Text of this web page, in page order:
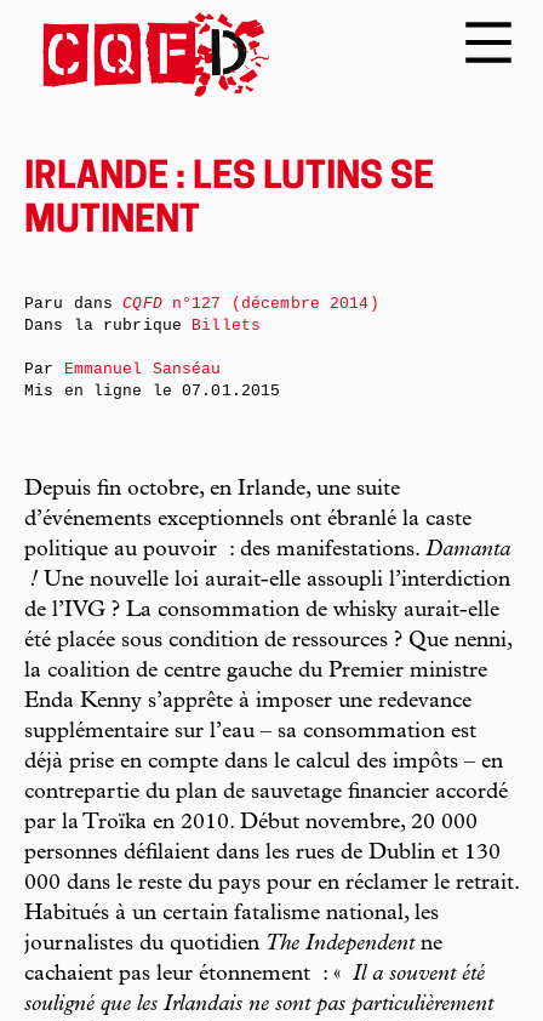
IRLANDE : LES LUTINS SE
MUTINENT
Depuis fin octobre, en Irlande, une suite
d’événements exceptionnels ont ébranlé la caste
politique au pouvoir : des manifestations. Damanta
! Une nouvelle loi aurait-elle assoupli l’interdiction
de l’IVG ? La consommation de whisky aurait-elle
été placée sous condition de ressources ? Que nenni,
la coalition de centre gauche du Premier ministre
Enda Kenny s’apprête à imposer une redevance
supplémentaire sur l’eau – sa consommation est
déjà prise en compte dans le calcul des impôts – en
contrepartie du plan de sauvetage financier accordé
par la Troïka en 2010. Début novembre, 20 000
personnes défilaient dans les rues de Dublin et 130
000 dans le reste du pays pour en réclamer le retrait.
Habitués à un certain fatalisme national, les
journalistes du quotidien The Independentne
cachaient pas leur étonnement : « Il a souvent été
souligné que les Irlandais ne sont pas particulièrement
Paru dansCQFDn°127 (décembre 2014)
Dans la rubrique Billets
Par Emmanuel Sanséau
Mis en ligne le07.01.2015